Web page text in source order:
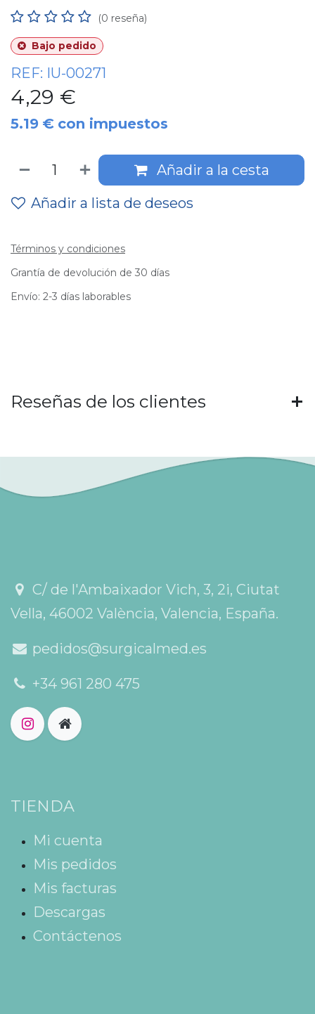
(0 reseña)
Bajo pedido
REF: IU-00271
4,29 €
5.19 € con impuestos
Añadir a la cesta
Añadir a lista de deseos
Términos y condiciones
Grantía de devolución de 30 días
Envío: 2-3 días laborables
Reseñas de los clientes
C/ de l'Ambaixador Vich, 3, 2i, Ciutat
Vella, 46002 València, Valencia, España.
pedidos@surgicalmed.es
+34 961 280 475
TIENDA
Mi cuenta
Mis pedidos
Mis facturas
Descargas
Contáctenos